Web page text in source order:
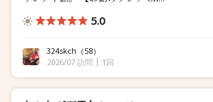
5.0
324skch （58）
2026/07 訪問
1回